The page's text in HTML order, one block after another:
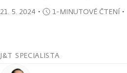
21. 5. 2024 ・ 1-MINUTOVÉ ČTENÍ・
J&T SPECIALISTA